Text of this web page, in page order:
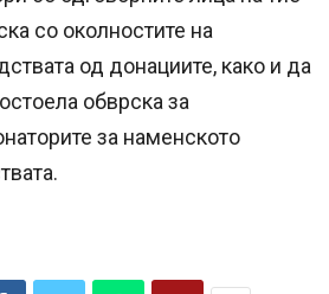
со околностите на
од донациите, како и да
обврска за
за наменското